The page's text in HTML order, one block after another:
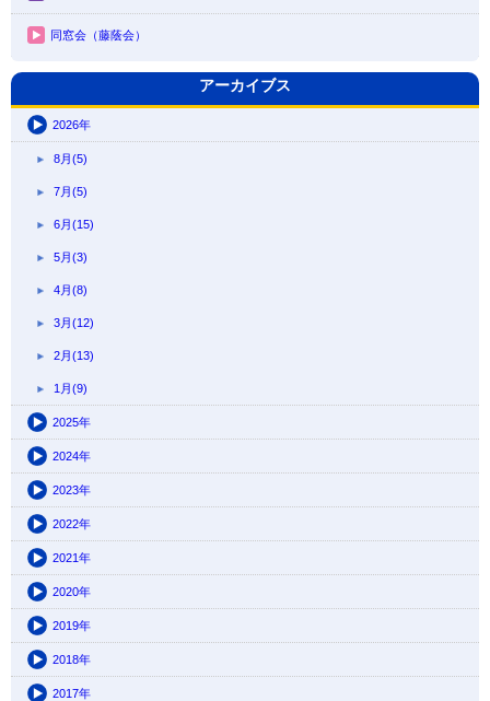
同窓会（藤蔭会）
アーカイブス
2026年
8月(5)
7月(5)
6月(15)
5月(3)
4月(8)
3月(12)
2月(13)
1月(9)
2025年
2024年
2023年
2022年
2021年
2020年
2019年
2018年
2017年